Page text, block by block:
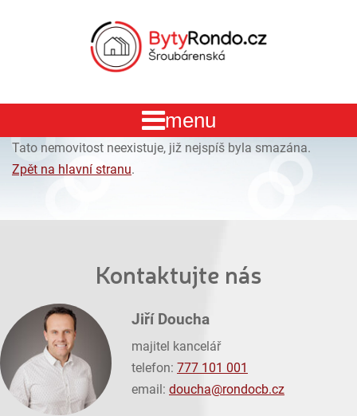
Tato nemovitost neexistuje, již nejspíš byla smazána.
Zpět na hlavní stranu.
Kontaktujte nás
Jiří Doucha
majitel kancelář
telefon: 777 101 001
email: doucha@rondocb.cz